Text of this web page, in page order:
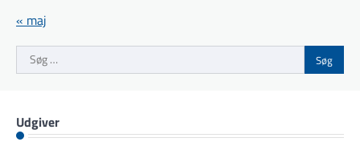
« maj
Søg
efter:
Udgiver